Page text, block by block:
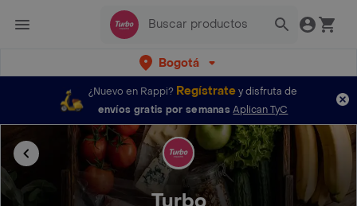
Bogotá
¿Nuevo en Rappi? Regístratey disfruta de
envíos gratis por semanas Aplican TyC